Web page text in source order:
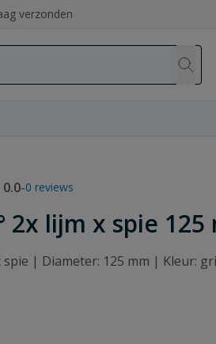
verzonden
0.0-0 reviews
2x lijm x spie 125
| Diameter: 125 mm | Kleur: